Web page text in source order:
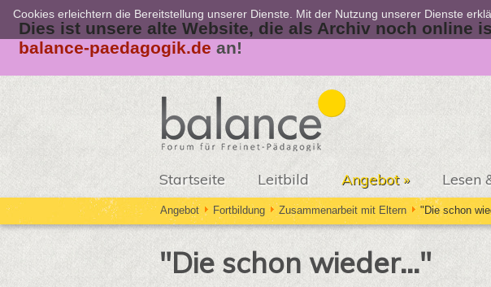
Dies ist unsere alte Website, die als Archiv noch online
balance-paedagogik.de an!
Startseite Leitbild Angebot» Lesen
Angebot Fortbildung Zusammenarbeit mit Eltern "Die schon
"Die schon wieder..."
Cookies erleichtern die Bereitstellung unserer Dienste. Mit der Nutzung unserer Dienste